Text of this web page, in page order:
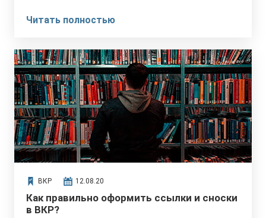
Читать полностью
ВКР 12.08.20
Как правильно оформить ссылки и сноски
в ВКР?